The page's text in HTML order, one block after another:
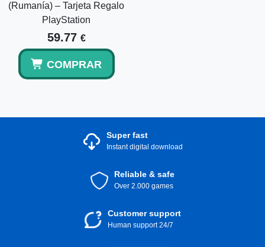
(Rumanía) – Tarjeta Regalo
PlayStation
59.77 €
COMPRAR
Super fast
Instant digital download
Reliable & safe
Over 2.000 games
Customer support
Human support 24/7